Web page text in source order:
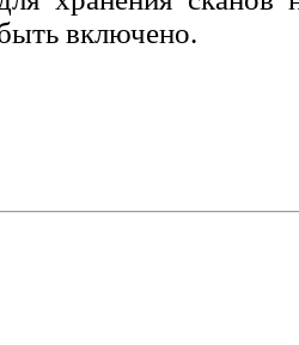
включено.